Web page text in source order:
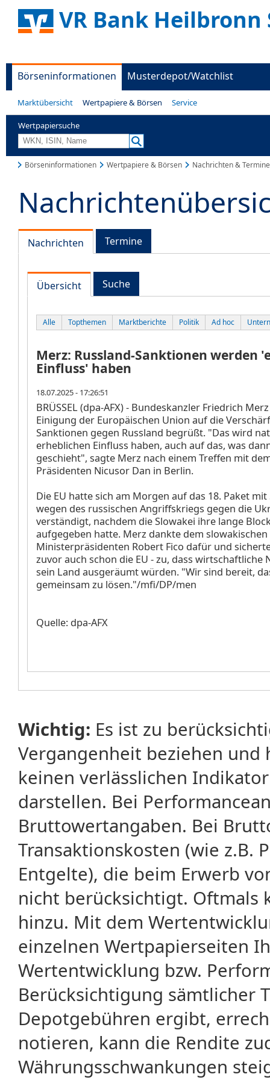
VR Bank Heilbronn
Börseninformationen Musterdepot/Watchlist
Marktübersicht Wertpapiere & Börsen Service
Wertpapiersuche
Börseninformationen Wertpapiere & Börsen Nachrichten & Termine
Nachrichten Termine
Übersicht Suche
Alle Topthemen Marktberichte Politik Ad hoc
Merz: Russland-Sanktionen werden
Einfluss' haben
18.07.2025 - 17:26:51
BRÜSSEL (dpa-AFX) - Bundeskanzler Friedrich
Einigung der Europäischen Union auf die
Sanktionen gegen Russland begrüßt. "Das wird
erheblichen Einfluss haben, auch auf das, was
geschieht", sagte Merz nach einem Treffen mit
Präsidenten Nicusor Dan in Berlin.
Die EU hatte sich am Morgen auf das 18. Paket
wegen des russischen Angriffskriegs gegen die
verständigt, nachdem die Slowakei ihre lange
aufgegeben hatte. Merz dankte dem slowakischen
Ministerpräsidenten Robert Fico dafür und
zuvor auch schon die EU - zu, dass wirtschaftliche
sein Land ausgeräumt würden. "Wir sind bereit,
gemeinsam zu lösen."/mfi/DP/men
Quelle: dpa-AFX
Wichtig: Es ist zu
Vergangenheit beziehen
keinen verlässlichen
darstellen. Bei
Bruttowertangaben. Bei
Transaktionskosten (wie z.B.
Entgelte), die beim Erwerb
nicht berücksichtigt. Oftmals
hinzu. Mit dem
einzelnen Wertpapierseiten
Wertentwicklung bzw.
Berücksichtigung sämtlicher
Depotgebühren ergibt,
notieren, kann die Rendite
Währungsschwankungen